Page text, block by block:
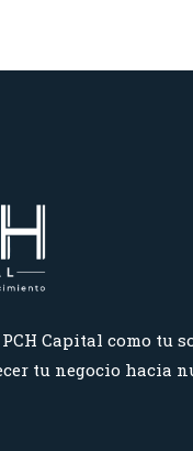
Capital como tu
tu negocio hacia